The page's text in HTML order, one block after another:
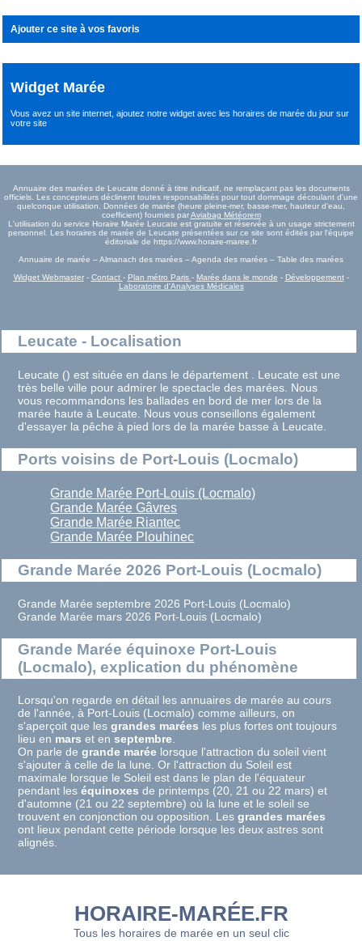
Ajouter ce site à vos favoris
Widget Marée
Vous avez un site internet,ajoutez notre widget avec les horaires de marée du joursur
votre site
Annuaire des marées de Leucate donné à titre indicatif, ne remplaçant pas les documents
officiels. Les concepteurs déclinent toutes responsabilités pour tout dommage découlant d'une
quelconque utilisation. Données de marée (heure pleine-mer, basse-mer, hauteur d'eau,
coefficient) fournies parAviabag Météorem
L'utilisation du service Horaire Marée Leucate est gratuite et réservée à un usage strictement
personnel. Les horaires de marée de Leucate présentées sur ce site sont édités par l'équipe
éditoriale de https://www.horaire-maree.fr
Annuaire de marée – Almanach des marées – Agenda des marées – Table des marées
Widget Webmaster- Contact - Plan métro Paris - Marée dans le monde - Développement-
Laboratoire d'Analyses Médicales
Leucate - Localisation
Leucate () est située en dans le département . Leucate est une
très belle ville pour admirer le spectacle des marées. Nous
vous recommandons les ballades en bord de mer lors de la
marée haute à Leucate. Nous vous conseillons également
d'essayer la pêche à pied lors de la marée basse à Leucate.
Ports voisins de Port-Louis (Locmalo)
Grande Marée Port-Louis (Locmalo)
Grande Marée Gâvres
Grande Marée Riantec
Grande Marée Plouhinec
Grande Marée 2026 Port-Louis (Locmalo)
Grande Marée septembre 2026 Port-Louis (Locmalo)
Grande Marée mars 2026 Port-Louis (Locmalo)
Grande Marée équinoxe Port-Louis
(Locmalo), explication du phénomène
Lorsqu'on regarde en détail les annuaires de marée au cours
de l'année, à Port-Louis (Locmalo) comme ailleurs, on
s'aperçoit que lesgrandes marées les plus fortes ont toujours
lieu en mars et enseptembre.
On parle degrande marée lorsque l'attraction du soleil vient
s'ajouter à celle de la lune. Or l'attraction du Soleil est
maximale lorsque le Soleil est dans le plan de l'équateur
pendant leséquinoxes de printemps (20, 21 ou 22 mars) et
d'automne (21 ou 22 septembre) où la lune et le soleil se
trouvent en conjonction ou opposition. Lesgrandes marées
ont lieux pendant cette période lorsque les deux astres sont
alignés.
HORAIRE-MARÉE.FR
Tous les horaires de marée en un seul clic